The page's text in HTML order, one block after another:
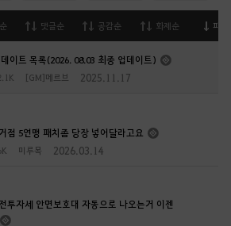
댓글순 공감순 화제순 피
이트 목록(2026. 08.03 최종 업데이트)
[GM]메르브 2025.11.17
거점 5연맹 패치좀 당장 넣어달라고요
미루목 2026.03.14
전투자세 안면보호대 자동으로 나오는거 이젠